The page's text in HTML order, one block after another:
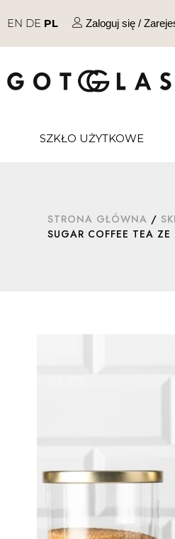
EN DE PL Zaloguj się /
SZKŁO UŻYTKOWE
STRONA GŁÓWNA /
SUGAR COFFEE TEA